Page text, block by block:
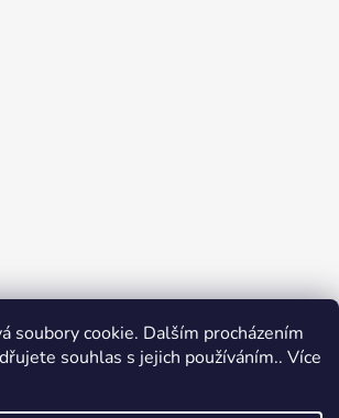
soubory cookie. Dalším procházením
souhlas s jejich používáním.. Více
platby